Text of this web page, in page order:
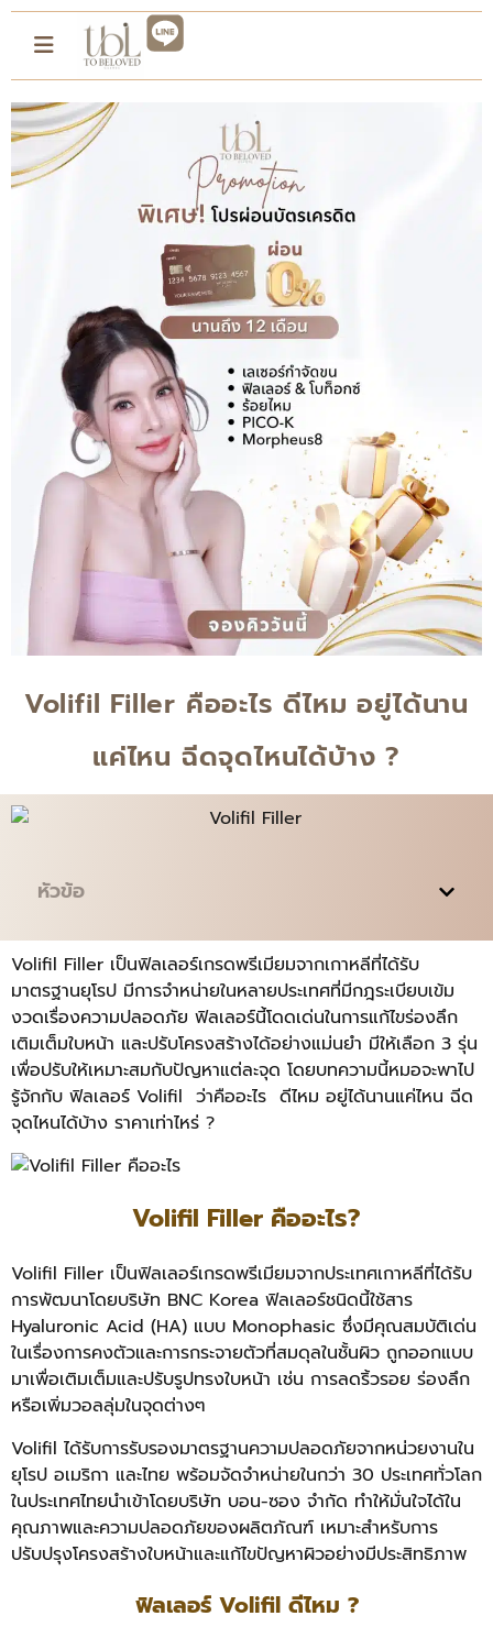
Volifil Filler คืออะไร ดีไหม อยู่ได้นาน
แค่ไหน ฉีดจุดไหนได้บ้าง ?
หัวข้อ
Volifil Filler เป็นฟิลเลอร์เกรดพรีเมียมจากเกาหลีที่ได้รับ
มาตรฐานยุโรป มีการจำหน่ายในหลายประเทศที่มีกฎระเบียบเข้ม
งวดเรื่องความปลอดภัย ฟิลเลอร์นี้โดดเด่นในการแก้ไขร่องลึก
เติมเต็มใบหน้า และปรับโครงสร้างได้อย่างแม่นยำ มีให้เลือก 3 รุ่น
เพื่อปรับให้เหมาะสมกับปัญหาแต่ละจุด โดยบทความนี้หมอจะพาไป
รู้จักกับ ฟิลเลอร์ Volifil ว่าคืออะไร ดีไหม อยู่ได้นานแค่ไหน ฉีด
จุดไหนได้บ้าง ราคาเท่าไหร่ ?
Volifil Filler คืออะไร?
Volifil Filler เป็นฟิลเลอร์เกรดพรีเมียมจากประเทศเกาหลีที่ได้รับ
การพัฒนาโดยบริษัท BNC Korea ฟิลเลอร์ชนิดนี้ใช้สาร
Hyaluronic Acid (HA) แบบ Monophasic ซึ่งมีคุณสมบัติเด่น
ในเรื่องการคงตัวและการกระจายตัวที่สมดุลในชั้นผิว ถูกออกแบบ
มาเพื่อเติมเต็มและปรับรูปทรงใบหน้า เช่น การลดริ้วรอย ร่องลึก
หรือเพิ่มวอลลุ่มในจุดต่างๆ
Volifil ได้รับการรับรองมาตรฐานความปลอดภัยจากหน่วยงานใน
ยุโรป อเมริกา และไทย พร้อมจัดจำหน่ายในกว่า 30 ประเทศทั่วโลก
ในประเทศไทยนำเข้าโดยบริษัท บอน-ซอง จำกัด ทำให้มั่นใจได้ใน
คุณภาพและความปลอดภัยของผลิตภัณฑ์ เหมาะสำหรับการ
ปรับปรุงโครงสร้างใบหน้าและแก้ไขปัญหาผิวอย่างมีประสิทธิภาพ
ฟิลเลอร์ Volifil ดีไหม ?